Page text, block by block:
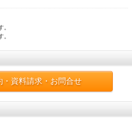
資料請求・お問合せ